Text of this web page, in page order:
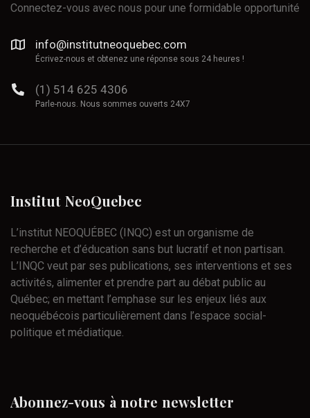
Connectez-vous avec nous pour une formidable opportunité
info@institutneoquebec.com
Écrivez-nous et obtenez une réponse sous 24 heures !
(1) 514 625 4306
Parle-nous. Nous sommes ouverts 24X7
Institut NeoQuebec
L’institut NEOQUÉBEC (INQC) est un organisme de
recherche et d’éducation sans but lucratif et non partisan.
L’INQC veut par ses publications, ses interventions et ses
activités, alimenter et prendre part au débat public au
Québec; en mettant l’emphase sur les enjeux liés aux
neoquébécois particulièrement dans l’espace social-
politique et médiatique.
Abonnez-vous à notre newsletter